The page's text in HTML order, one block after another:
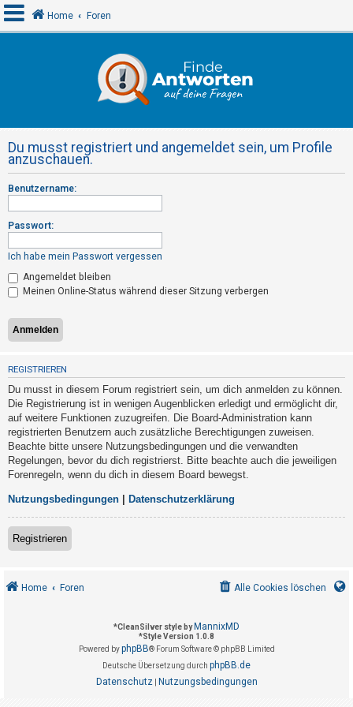
e
l
d
e
n
R
e
i
s
t
r
i
e
r
e
n
U
n
e
Home Foren
Du musst registriert und angemeldet sein, um Profile
anzuschauen.
Benutzername:
Passwort:
Ich habe mein Passwort vergessen
Angemeldet bleiben
Meinen Online-Status während dieser Sitzung verbergen
REGISTRIEREN
Du musst in diesem Forum registriert sein, um dich anmelden zu können.
Die Registrierung ist in wenigen Augenblicken erledigt und ermöglicht dir,
auf weitere Funktionen zuzugreifen. Die Board-Administration kann
registrierten Benutzern auch zusätzliche Berechtigungen zuweisen.
Beachte bitte unsere Nutzungsbedingungen und die verwandten
Regelungen, bevor du dich registrierst. Bitte beachte auch die jeweiligen
Forenregeln, wenn du dich in diesem Board bewegst.
Nutzungsbedingungen Datenschutzerklärung
Registrieren
Home Foren Alle Cookies löschen
*CleanSilver style by MannixMD
*Style Version 1.0.8
Powered byphpBB® Forum Software © phpBB Limited
Deutsche Übersetzung durch phpBB.de
Datenschutz| Nutzungsbedingungen